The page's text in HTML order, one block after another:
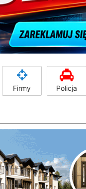
Firmy Policja